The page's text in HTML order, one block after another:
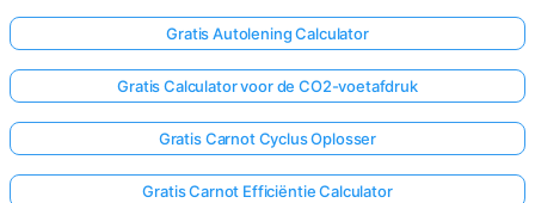
Gratis Autolening Calculator
Gratis Calculator voor de CO2-voetafdruk
Gratis Carnot Cyclus Oplosser
Gratis Carnot Efficiëntie Calculator